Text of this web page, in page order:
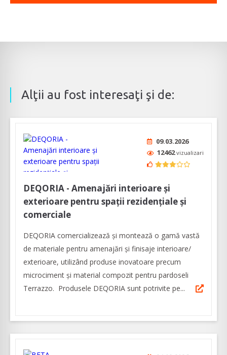
Alţii au fost interesaţi şi de:
09.03.2026
12462vizualizari
DEQORIA - Amenajări interioare și
exterioare pentru spații rezidențiale și
comerciale
DEQORIA comercializează și montează o gamă vastă
de materiale pentru amenajări și finisaje interioare/
exterioare, utilizând produse inovatoare precum
microciment şi material compozit pentru pardoseli
Terrazzo. Produsele DEQORIA sunt potrivite pe...